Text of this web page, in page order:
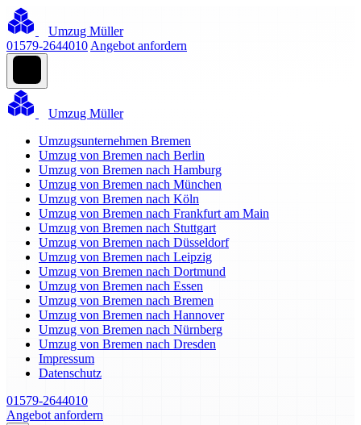
Umzug Müller
01579-2644010 Angebot anfordern
Umzug Müller
Umzugsunternehmen Bremen
Umzug von Bremen nach Berlin
Umzug von Bremen nach Hamburg
Umzug von Bremen nach München
Umzug von Bremen nach Köln
Umzug von Bremen nach Frankfurt am Main
Umzug von Bremen nach Stuttgart
Umzug von Bremen nach Düsseldorf
Umzug von Bremen nach Leipzig
Umzug von Bremen nach Dortmund
Umzug von Bremen nach Essen
Umzug von Bremen nach Bremen
Umzug von Bremen nach Hannover
Umzug von Bremen nach Nürnberg
Umzug von Bremen nach Dresden
Impressum
Datenschutz
01579-2644010
Angebot anfordern